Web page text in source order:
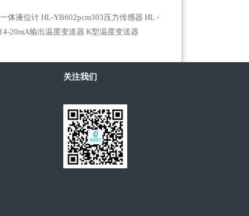
体液位计HL-YB602pcm303压力传感器 HL -
20mA输出温度变送器 K型温度变送器
关注我们